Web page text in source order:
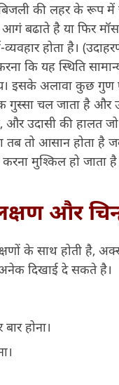
की लहर के रूप में
बढाते है या फिर
होता है।
कि यह स्थिति
इसके अलावा कुछ
चल जाता है और
और उदासी की हालत
तब तो आसान होता है
मुश्किल हो जाता
और
के साथ होती है,
दिखाई दे सकते है।
होना।